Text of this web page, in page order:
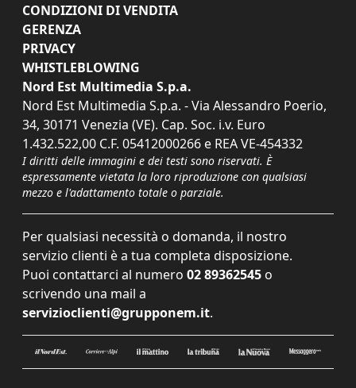
CONDIZIONI DI VENDITA
GERENZA
PRIVACY
WHISTLEBLOWING
Nord Est Multimedia S.p.a.
Nord Est Multimedia S.p.a. - Via Alessandro Poerio,
34, 30171 Venezia (VE). Cap. Soc. i.v. Euro
1.432.522,00 C.F. 05412000266 e REA VE-454332
I diritti delle immagini e dei testi sono riservati. È
espressamente vietata la loro riproduzione con qualsiasi
mezzo e l'adattamento totale o parziale.
Per qualsiasi necessità o domanda, il nostro
servizio clienti è a tua completa disposizione.
Puoi contattarci al numero 02 89362545 o
scrivendo una mail a
servizioclienti@grupponem.it.